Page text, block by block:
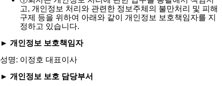
고, 개인정보 처리와 관련한 정보주체의 불만처리 및 피해
구제 등을 위하여 아래와 같이 개인정보 보호책임자를 지
정하고 있습니다.
► 개인정보 보호책임자
성명: 이정호 대표이사
► 개인정보 보호 담당부서